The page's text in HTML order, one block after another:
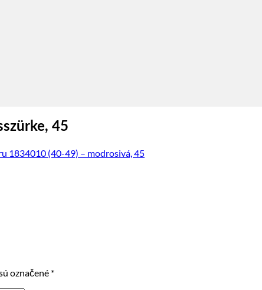
45
1834010 (40-49) – modrosivá, 45
označené *